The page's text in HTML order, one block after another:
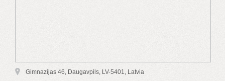
Gimnazijas 46, Daugavpils, LV-5401, Latvia